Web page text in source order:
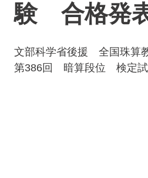
験 合格発表
文部科学省後援　全国珠算
第386回　暗算段位　検定